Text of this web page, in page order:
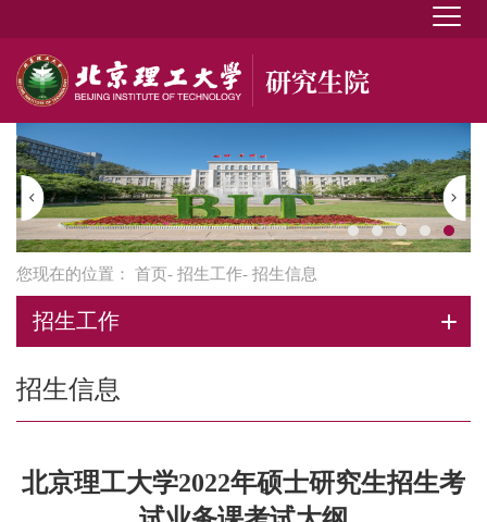
您现在的位置： 首页- 招生工作- 招生信息
招生工作
招生信息
北京理工大学2022年硕士研究生招生考